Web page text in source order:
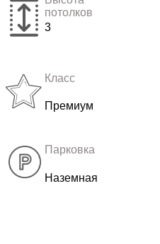
Класс
Премиум
потолков
3
Парковка
Наземная